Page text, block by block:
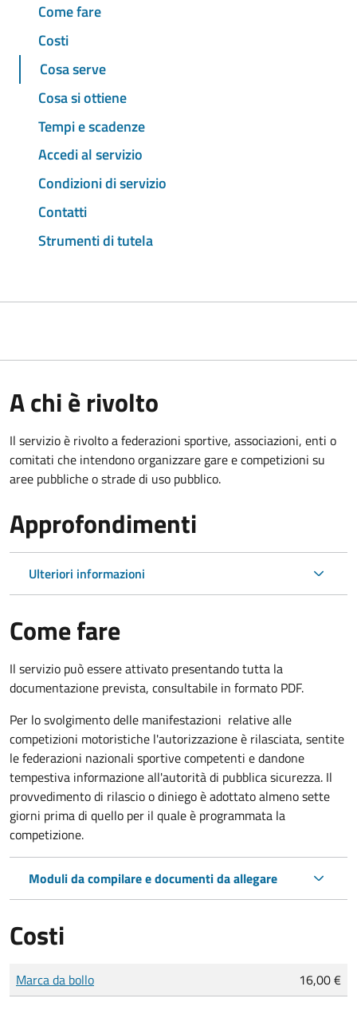
Come fare
Costi
Cosa serve
Cosa si ottiene
Tempi e scadenze
Accedi al servizio
Condizioni di servizio
Contatti
Strumenti di tutela
A chi è rivolto
Il servizio è rivolto a federazioni sportive, associazioni, enti o
comitati che intendono organizzare gare e competizioni su
aree pubbliche o strade di uso pubblico.
Approfondimenti
Ulteriori informazioni
Come fare
Il servizio può essere attivato presentando tutta la
documentazione prevista, consultabile in formato PDF.
Per lo svolgimento delle manifestazioni relative alle
competizioni motoristiche l'autorizzazione è rilasciata, sentite
le federazioni nazionali sportive competenti e dandone
tempestiva informazione all'autorità di pubblica sicurezza. Il
provvedimento di rilascio o diniego è adottato almeno sette
giorni prima di quello per il quale è programmata la
competizione.
Moduli da compilare e documenti da allegare
Costi
Tipo di pagamento
Importo
Marca da bollo 16,00 €